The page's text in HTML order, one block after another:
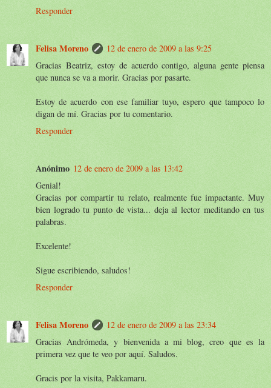
Responder
Felisa Moreno
12 de enero de 2009 a las 9:25
Gracias Beatriz, estoy de acuerdo contigo, alguna gente piensa
que nunca se va a morir. Gracias por pasarte.
Estoy de acuerdo con ese familiar tuyo, espero que tampoco lo
digan de mí. Gracias por tu comentario.
Responder
Anónimo 12 de enero de 2009 a las 13:42
Genial!
Gracias por compartir tu relato, realmente fue impactante. Muy
bien logrado tu punto de vista... deja al lector meditando en tus
palabras.
Excelente!
Sigue escribiendo, saludos!
Responder
Felisa Moreno
12 de enero de 2009 a las 23:34
Gracias Andrómeda, y bienvenida a mi blog, creo que es la
primera vez que te veo por aquí. Saludos.
Gracis por la visita, Pakkamaru.